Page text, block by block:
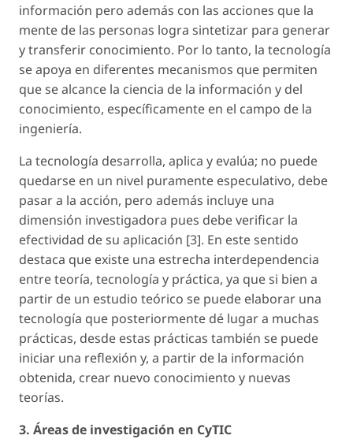
información pero además con las acciones que la
mente de las personas logra sintetizar para generar
y transferir conocimiento. Por lo tanto, la tecnología
se apoya en diferentes mecanismos que permiten
que se alcance la ciencia de la información y del
conocimiento, específicamente en el campo de la
ingeniería.
La tecnología desarrolla, aplica y evalúa; no puede
quedarse en un nivel puramente especulativo, debe
pasar a la acción, pero además incluye una
dimensión investigadora pues debe verificar la
efectividad de su aplicación [3]. En este sentido
destaca que existe una estrecha interdependencia
entre teoría, tecnología y práctica, ya que si bien a
partir de un estudio teórico se puede elaborar una
tecnología que posteriormente dé lugar a muchas
prácticas, desde estas prácticas también se puede
iniciar una reflexión y, a partir de la información
obtenida, crear nuevo conocimiento y nuevas
teorías.
3. Áreas de investigación en CyTIC